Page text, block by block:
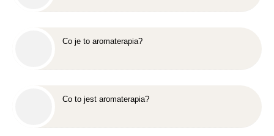
Co je to aromaterapia?
Co to jest aromaterapia?